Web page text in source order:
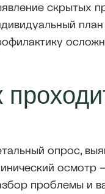
скрытых
опрос,
осмотр
проблемы и